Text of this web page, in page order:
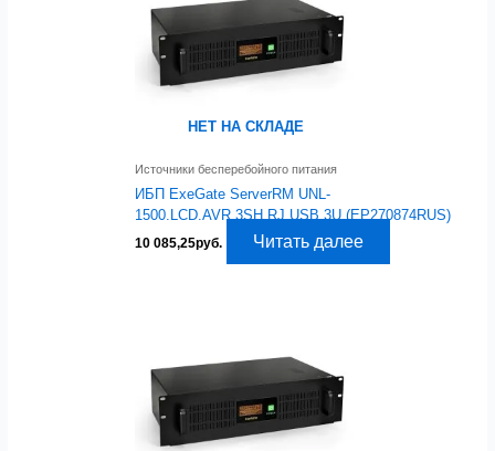
НЕТ НА СКЛАДЕ
Источники бесперебойного питания
ИБП ExeGate ServerRM UNL-
1500.LCD.AVR.3SH.RJ.USB.3U (EP270874RUS)
10 085,25руб. Читать далее